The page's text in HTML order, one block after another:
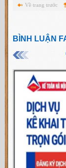
Về trang trước
BÌNH LUẬN